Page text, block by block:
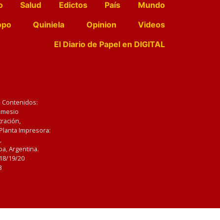
Salud Edictos País
Mundo
Quiniela Opinion
Videos
El Diario de Papel en DIGITAL
Impresora:
Argentina.
19/20